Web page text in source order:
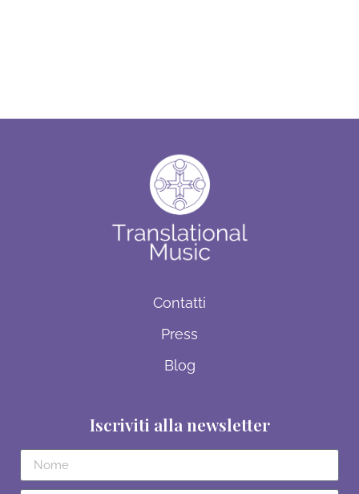
Contatti
Press
Blog
Iscriviti alla newsletter